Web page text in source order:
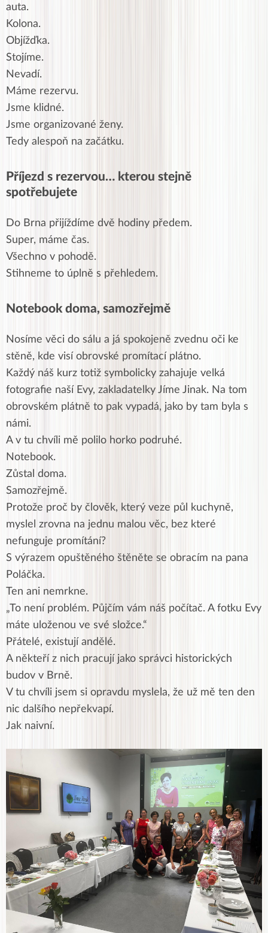
auta.
Kolona.
Objížďka.
Stojíme.
Nevadí.
Máme rezervu.
Jsme klidné.
Jsme organizované ženy.
Tedy alespoň na začátku.
Příjezd s rezervou… kterou stejně
spotřebujete
Do Brna přijíždíme dvě hodiny předem.
Super, máme čas.
Všechno v pohodě.
Stihneme to úplně s přehledem.
Notebook doma, samozřejmě
Nosíme věci do sálu a já spokojeně zvednu oči ke
stěně, kde visí obrovské promítací plátno.
Každý náš kurz totiž symbolicky zahajuje velká
fotografie naší Evy, zakladatelky Jíme Jinak. Na tom
obrovském plátně to pak vypadá, jako by tam byla s
námi.
A v tu chvíli mě polilo horko podruhé.
Notebook.
Zůstal doma.
Samozřejmě.
Protože proč by člověk, který veze půl kuchyně,
myslel zrovna na jednu malou věc, bez které
nefunguje promítání?
S výrazem opuštěného štěněte se obracím na pana
Poláčka.
Ten ani nemrkne.
„To není problém. Půjčím vám náš počítač. A fotku Evy
máte uloženou ve své složce.“
Přátelé, existují andělé.
A někteří z nich pracují jako správci historických
budov v Brně.
V tu chvíli jsem si opravdu myslela, že už mě ten den
nic dalšího nepřekvapí.
Jak naivní.